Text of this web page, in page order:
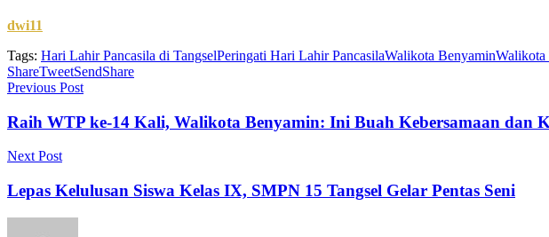
dwi11
Tags: Hari Lahir Pancasila di TangselPeringati Hari Lahir PancasilaWalikota BenyaminWalikota
ShareTweetSendShare
Previous Post
Raih WTP ke-14 Kali, Walikota Benyamin: Ini Buah Kebersamaan dan
Next Post
Lepas Kelulusan Siswa Kelas IX, SMPN 15 Tangsel Gelar Pentas Seni